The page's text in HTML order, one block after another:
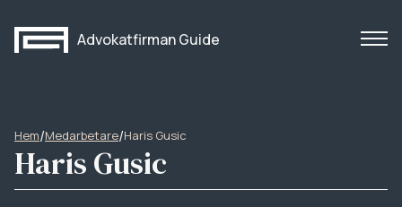
Advokatfirman Guide
Hem/Medarbetare/Haris Gusic
Haris Gusic